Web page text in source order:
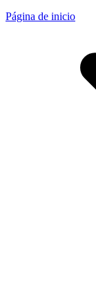
Página de inicio